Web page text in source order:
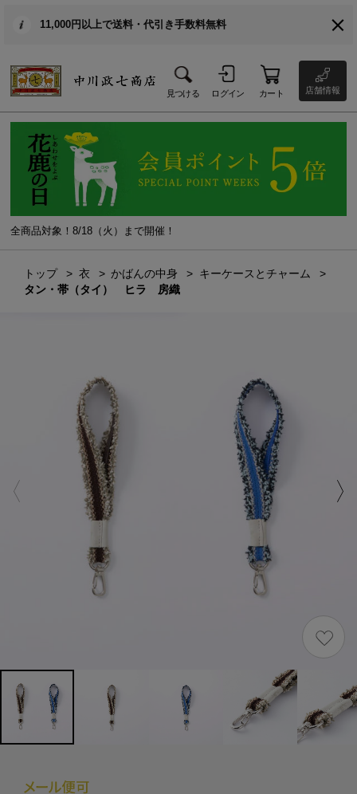
11,000円以上で送料・代引き手数料無料
見つける ログイン カート 店舗情報
全商品対象！8/18（火）まで開催！
トップ 衣 かばんの中身
キーケースとチャーム
タン・帯（タイ） ヒラ 房織